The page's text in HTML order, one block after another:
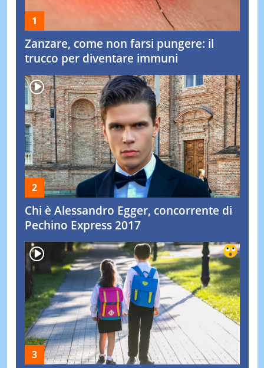
Zanzare, come non farsi pungere: il
trucco per diventare immuni
Chi è Alessandro Egger, concorrente di
Pechino Express 2017